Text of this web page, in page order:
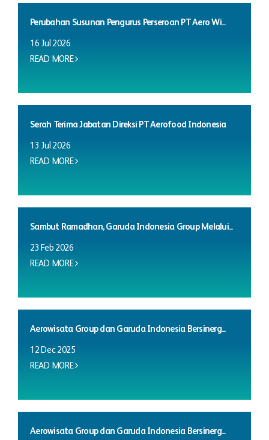
Perubahan Susunan Pengurus Perseroan PT Aero Wi...
16 Jul 2026
READ MORE
Serah Terima Jabatan Direksi PT Aerofood Indonesia
13 Jul 2026
READ MORE
Sambut Ramadhan, Garuda Indonesia Group Melalui...
23 Feb 2026
READ MORE
Aerowisata Group dan Garuda Indonesia Bersinerg...
12 Dec 2025
READ MORE
Aerowisata Group dan Garuda Indonesia Bersinerg...